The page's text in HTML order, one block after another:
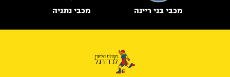
מכבי בני ריינה מכבי נתניה